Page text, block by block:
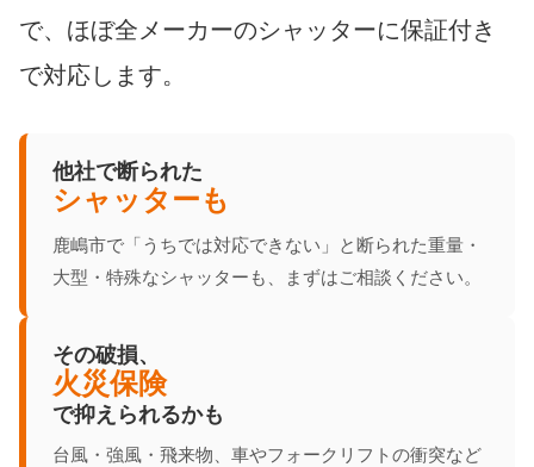
で、ほぼ全メーカーのシャッターに保証付き
で対応します。
他社で断られた
シャッターも
鹿嶋市で「うちでは対応できない」と断られた重量・
大型・特殊なシャッターも、まずはご相談ください。
その破損、
火災保険
で抑えられるかも
台風・強風・飛来物、車やフォークリフトの衝突など